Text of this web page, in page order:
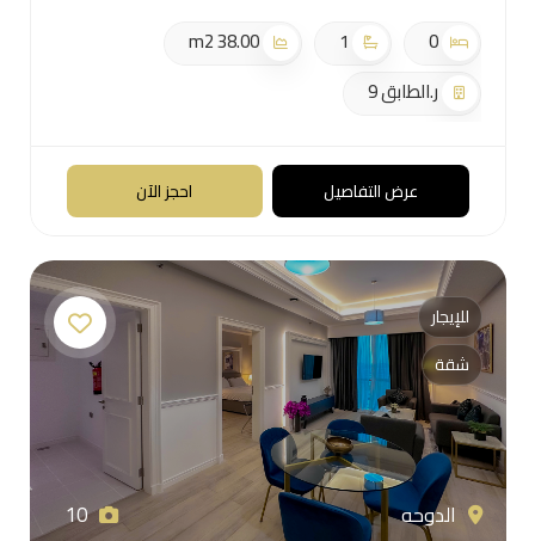
0
1
38.00 m2
ر.الطابق 9
عرض التفاصيل احجز الآن
الدوحه
للإيجار
شقة
10